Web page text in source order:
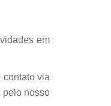
em
contato via
pelo nosso